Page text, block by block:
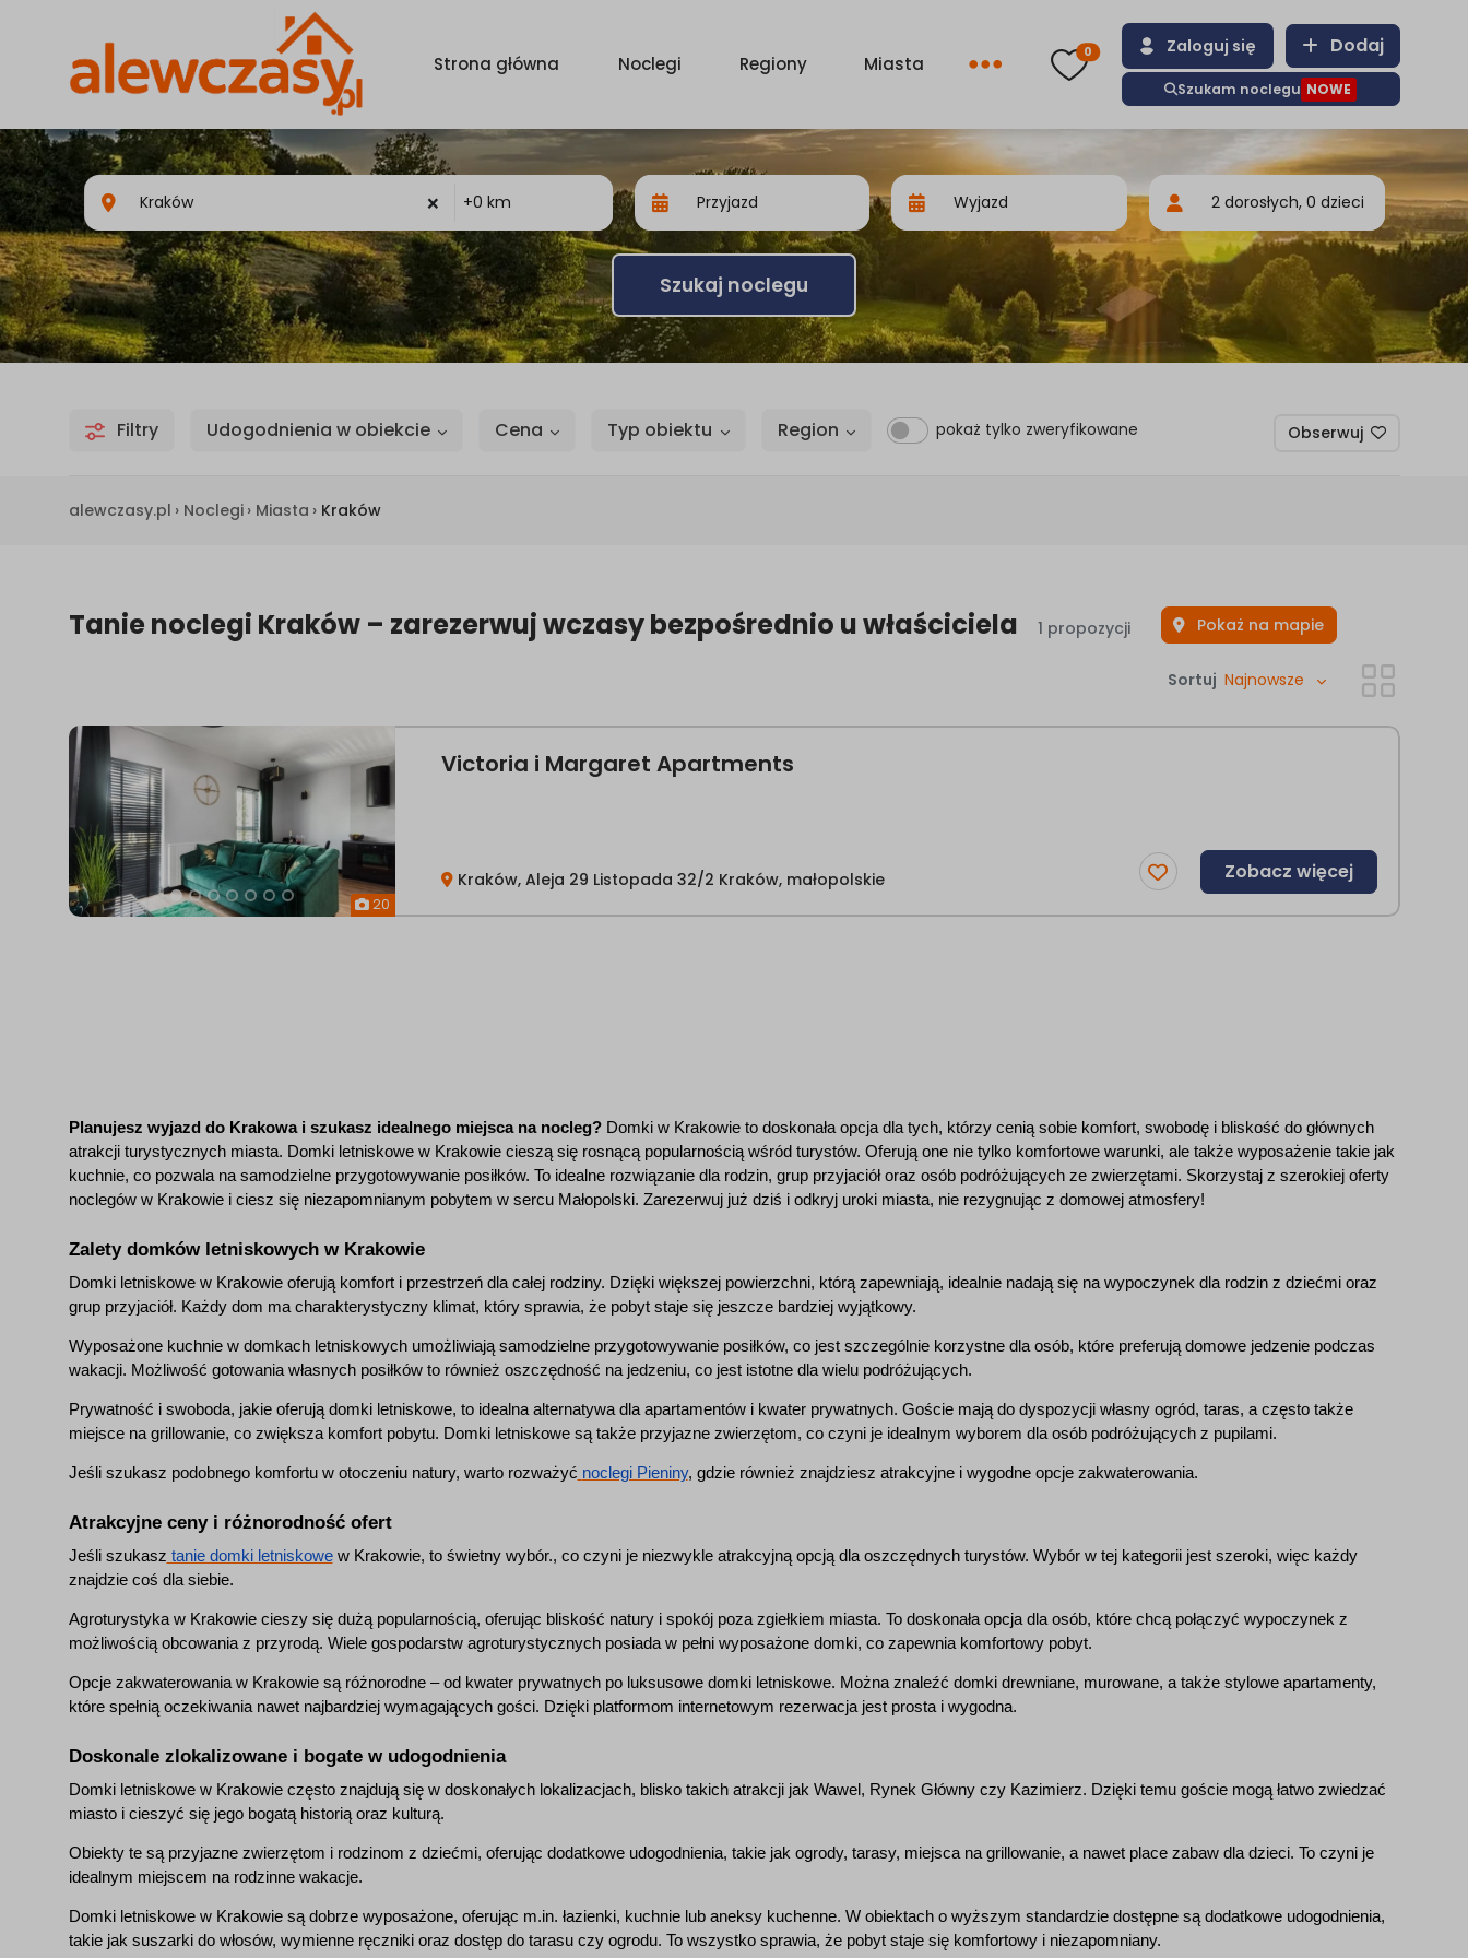
Strona główna Noclegi Regiony Miasta
0 Zaloguj się Dodaj
Szukam noclegu NOWE
×
Szukaj noclegu
Filtry Udogodnienia w obiekcie Cena Typ obiektu Region pokaż tylko zweryfikowane Obserwuj
alewczasy.pl › Noclegi › Miasta › Kraków
Tanie noclegi Kraków – zarezerwuj wczasy bezpośrednio u właściciela 1 propozycji Pokaż na mapie
Sortuj Najnowsze
20
Victoria i Margaret Apartments
Kraków, Aleja 29 Listopada 32/2 Kraków, małopolskie Zobacz więcej
Planujesz wyjazd do Krakowa i szukasz idealnego miejsca na nocleg?Domki w Krakowie to doskonała opcja dla tych, którzy cenią sobie komfort, swobodę i bliskość do głównych
atrakcji turystycznych miasta. Domki letniskowe w Krakowie cieszą się rosnącą popularnością wśród turystów. Oferują one nie tylko komfortowe warunki, ale także wyposażenie takie jak
kuchnie, co pozwala na samodzielne przygotowywanie posiłków. To idealne rozwiązanie dla rodzin, grup przyjaciół oraz osób podróżujących ze zwierzętami. Skorzystaj z szerokiej oferty
noclegów w Krakowie i ciesz się niezapomnianym pobytem w sercu Małopolski. Zarezerwuj już dziś i odkryj uroki miasta, nie rezygnując z domowej atmosfery!
Zalety domków letniskowych w Krakowie
Domki letniskowe w Krakowie oferują komfort i przestrzeń dla całej rodziny. Dzięki większej powierzchni, którą zapewniają, idealnie nadają się na wypoczynek dla rodzin z dziećmi oraz
grup przyjaciół. Każdy dom ma charakterystyczny klimat, który sprawia, że pobyt staje się jeszcze bardziej wyjątkowy.
Wyposażone kuchnie w domkach letniskowych umożliwiają samodzielne przygotowywanie posiłków, co jest szczególnie korzystne dla osób, które preferują domowe jedzenie podczas
wakacji. Możliwość gotowania własnych posiłków to również oszczędność na jedzeniu, co jest istotne dla wielu podróżujących.
Prywatność i swoboda, jakie oferują domki letniskowe, to idealna alternatywa dla apartamentów i kwater prywatnych. Goście mają do dyspozycji własny ogród, taras, a często także
miejsce na grillowanie, co zwiększa komfort pobytu. Domki letniskowe są także przyjazne zwierzętom, co czyni je idealnym wyborem dla osób podróżujących z pupilami.
Jeśli szukasz podobnego komfortu w otoczeniu natury, warto rozważyć noclegi Pieniny, gdzie również znajdziesz atrakcyjne i wygodne opcje zakwaterowania.
Atrakcyjne ceny i różnorodność ofert
Jeśli szukasz tanie domki letniskowew Krakowie, to świetny wybór., co czyni je niezwykle atrakcyjną opcją dla oszczędnych turystów. Wybór w tej kategorii jest szeroki, więc każdy
znajdzie coś dla siebie.
Agroturystyka w Krakowie cieszy się dużą popularnością, oferując bliskość natury i spokój poza zgiełkiem miasta. To doskonała opcja dla osób, które chcą połączyć wypoczynek z
możliwością obcowania z przyrodą. Wiele gospodarstw agroturystycznych posiada w pełni wyposażone domki, co zapewnia komfortowy pobyt.
Opcje zakwaterowania w Krakowie są różnorodne – od kwater prywatnych po luksusowe domki letniskowe. Można znaleźć domki drewniane, murowane, a także stylowe apartamenty,
które spełnią oczekiwania nawet najbardziej wymagających gości. Dzięki platformom internetowym rezerwacja jest prosta i wygodna.
Doskonale zlokalizowane i bogate w udogodnienia
Domki letniskowe w Krakowie często znajdują się w doskonałych lokalizacjach, blisko takich atrakcji jak Wawel, Rynek Główny czy Kazimierz. Dzięki temu goście mogą łatwo zwiedzać
miasto i cieszyć się jego bogatą historią oraz kulturą.
Obiekty te są przyjazne zwierzętom i rodzinom z dziećmi, oferując dodatkowe udogodnienia, takie jak ogrody, tarasy, miejsca na grillowanie, a nawet place zabaw dla dzieci. To czyni je
idealnym miejscem na rodzinne wakacje.
Domki letniskowe w Krakowie są dobrze wyposażone, oferując m.in. łazienki, kuchnie lub aneksy kuchenne. W obiektach o wyższym standardzie dostępne są dodatkowe udogodnienia,
takie jak suszarki do włosów, wymienne ręczniki oraz dostęp do tarasu czy ogrodu. To wszystko sprawia, że pobyt staje się komfortowy i niezapomniany.